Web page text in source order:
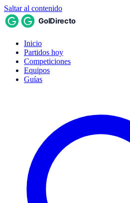
Saltar al contenido
Inicio
Partidos hoy
Competiciones
Equipos
Guías